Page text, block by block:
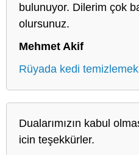
bulunuyor. Dilerim çok
olursunuz.
Mehmet Akif
Rüyada kedi temizlemek
Dualarımızın kabul
icin teşekkürler.